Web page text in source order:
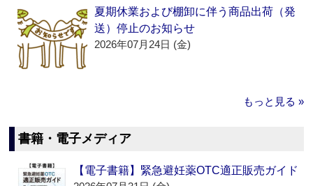
夏期休業および棚卸に伴う商品出荷（発
送）停止のお知らせ
2026年07月24日 (金)
もっと見る »
書籍・電子メディア
【電子書籍】緊急避妊薬OTC適正販売ガイド